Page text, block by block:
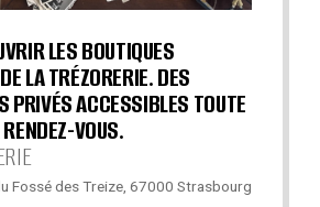
LES BOUTIQUES
LA TRÉZORERIE. DES
PRIVÉS ACCESSIBLES TOUTE
VOUS.
Fossé des Treize, 67000 Strasbourg